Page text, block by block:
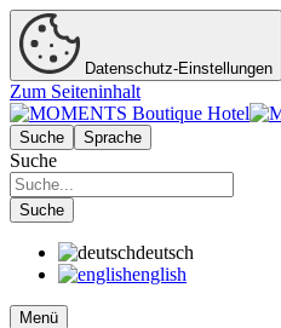
Datenschutz-Einstellungen
Zum Seiteninhalt
Suche Sprache
Suche
Suche
deutsch
english
Menü